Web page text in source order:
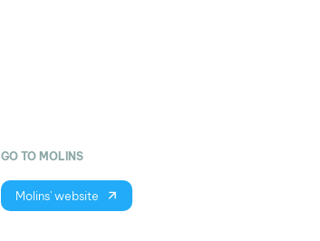
GO TO MOLINS
Molins' website